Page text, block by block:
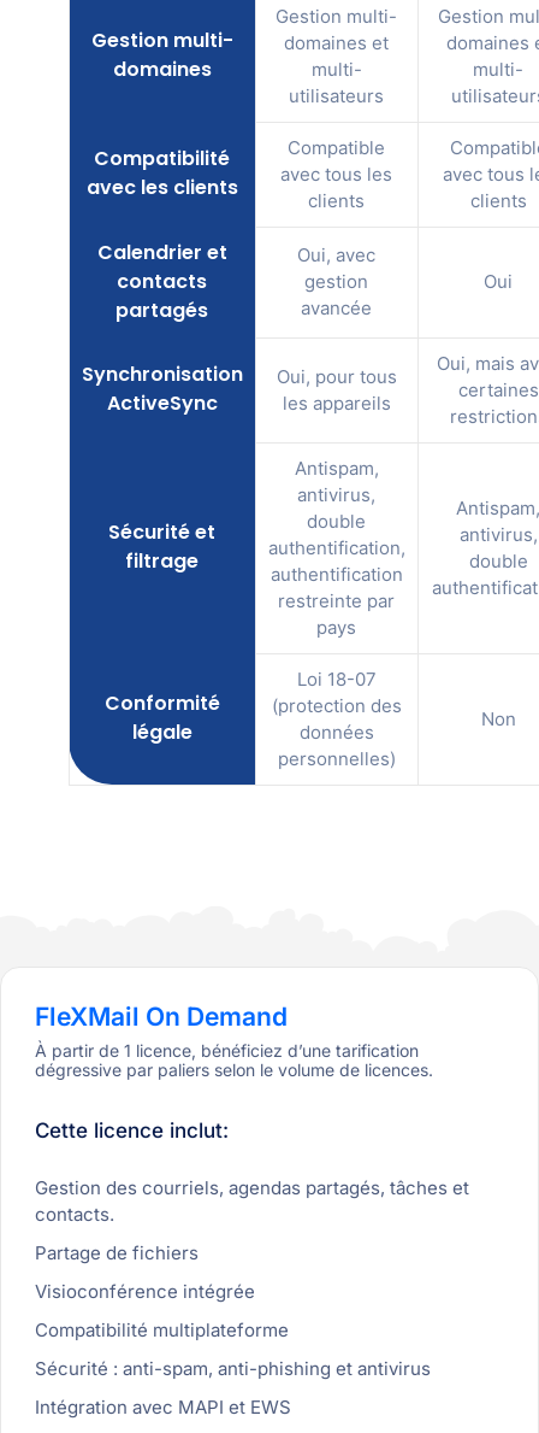
Gestion multi-
domaines
Gestion multi-
domaines et
multi-
utilisateurs
Gestion
domaines
multi-
Compatibilité
avec les clients
Compatible
avec tous les
clients
avec tous
clients
Calendrier et
contacts
partagés
Oui, avec
gestion
avancée
Oui
Synchronisation
ActiveSync
Oui, pour tous
les appareils
Oui, mais
certaines
Sécurité et
filtrage
Antispam,
antivirus,
double
authentification,
authentification
restreinte par
pays
antivirus,
double
Conformité
légale
Loi 18-07
(protection des
données
personnelles)
Non
FleXMail On Demand
À partir de 1 licence, bénéficiez d’une tarification
dégressive par paliers selon le volume de licences.
Cette licence inclut:
Gestion des courriels, agendas partagés, tâches et
contacts.
Partage de fichiers
Visioconférence intégrée
Compatibilité multiplateforme
Sécurité : anti-spam, anti-phishing et antivirus
Intégration avec MAPI et EWS